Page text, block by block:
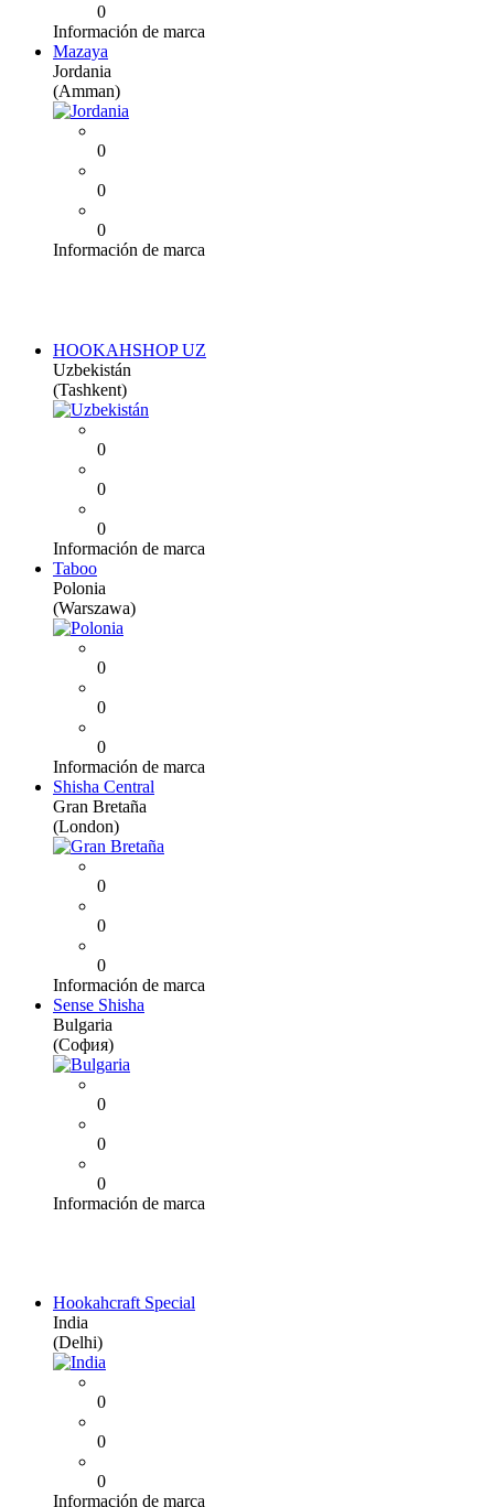
0
Información de marca
Mazaya
Jordania
(Amman)
0
0
0
Información de marca
HOOKAHSHOP UZ
Uzbekistán
(Tashkent)
0
0
0
Información de marca
Taboo
Polonia
(Warszawa)
0
0
0
Información de marca
Shisha Central
Gran Bretaña
(London)
0
0
0
Información de marca
Sense Shisha
Bulgaria
(София)
0
0
0
Información de marca
Hookahcraft Special
India
(Delhi)
0
0
0
Información de marca